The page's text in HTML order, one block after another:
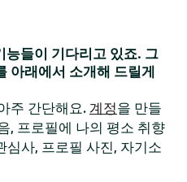
들이 기다리고 있죠. 그
아래에서 소개해 드릴게
주 간단해요. 계정을 만들
, 프로필에 나의 평소 취향
심사, 프로필 사진, 자기소